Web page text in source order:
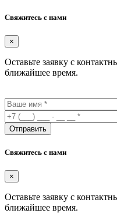
Свяжитесь с нами
×
Оставьте заявку с
ближайшее время.
Свяжитесь с нами
×
Оставьте заявку с
ближайшее время.